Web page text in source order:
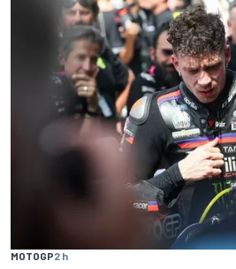
MOTOGP2 h